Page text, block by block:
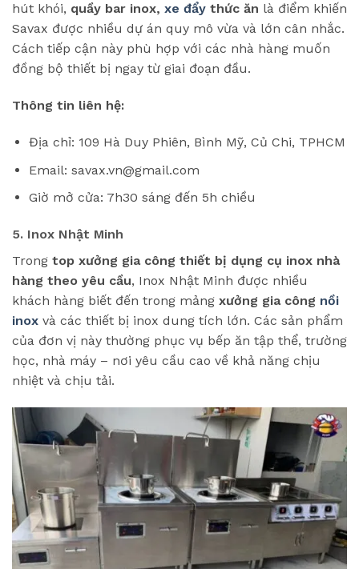
hút khói, quầy bar inox, xe đẩy thức ăn là điểm khiến
Savax được nhiều dự án quy mô vừa và lớn cân nhắc.
Cách tiếp cận này phù hợp với các nhà hàng muốn
đồng bộ thiết bị ngay từ giai đoạn đầu.
Thông tin liên hệ:
Địa chỉ: 109 Hà Duy Phiên, Bình Mỹ, Củ Chi, TPHCM
Email: savax.vn@gmail.com
Giờ mở cửa: 7h30 sáng đến 5h chiều
5. Inox Nhật Minh
Trong top xưởng gia công thiết bị dụng cụ inox nhà
hàng theo yêu cầu, Inox Nhật Minh được nhiều
khách hàng biết đến trong mảng xưởng gia công nồi
inox và các thiết bị inox dung tích lớn. Các sản phẩm
của đơn vị này thường phục vụ bếp ăn tập thể, trường
học, nhà máy – nơi yêu cầu cao về khả năng chịu
nhiệt và chịu tải.